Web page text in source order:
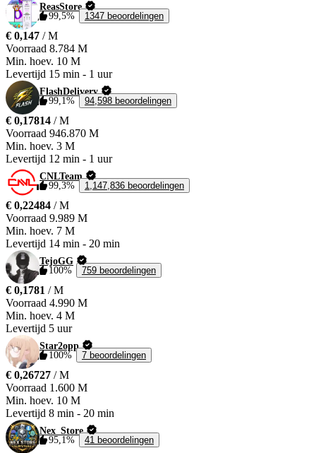
ReasStore
99,5%
1347 beoordelingen
€ 0,147 / M
Voorraad 8.784 M
Min. hoev. 10 M
Levertijd 15 min - 1 uur
FlashDelivery
99,1%
94,598 beoordelingen
€ 0,17814 / M
Voorraad 946.870 M
Min. hoev. 3 M
Levertijd 12 min - 1 uur
CNLTeam
99,3%
1,147,836 beoordelingen
€ 0,22484 / M
Voorraad 9.989 M
Min. hoev. 7 M
Levertijd 14 min - 20 min
TejoGG
100%
759 beoordelingen
€ 0,1781 / M
Voorraad 4.990 M
Min. hoev. 4 M
Levertijd 5 uur
Star2opp
100%
7 beoordelingen
€ 0,26727 / M
Voorraad 1.600 M
Min. hoev. 10 M
Levertijd 8 min - 20 min
Nex_Store
95,1%
41 beoordelingen